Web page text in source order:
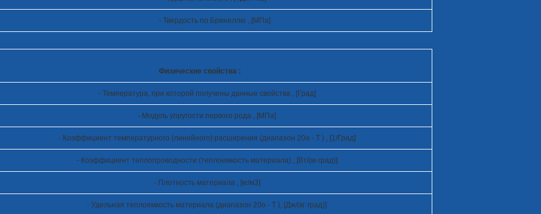
- Твердость по Бринеллю , [МПа]
Физические свойства :
- Температура, при которой получены данные свойства , [Град]
- Модуль упругости первого рода , [МПа]
- Коэффициент температурного (линейного) расширения (диапазон 20o - T ) , [1/Град]
- Коэффициент теплопроводности (теплоемкость материала) , [Вт/(м·град)]
- Плотность материала , [кг/м3]
- Удельная теплоемкость материала (диапазон 20o - T ), [Дж/(кг·град)]